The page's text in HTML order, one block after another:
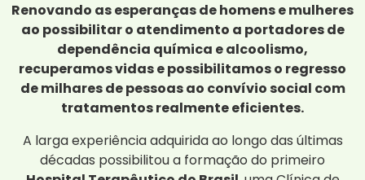
Renovando as esperanças de homens e mulheres
ao possibilitar o atendimento a portadores de
dependência química e alcoolismo,
recuperamos vidas e possibilitamos o regresso
de milhares de pessoas ao convívio social com
tratamentos realmente eficientes.
A larga experiência adquirida ao longo das últimas
décadas possibilitou a formação do primeiro